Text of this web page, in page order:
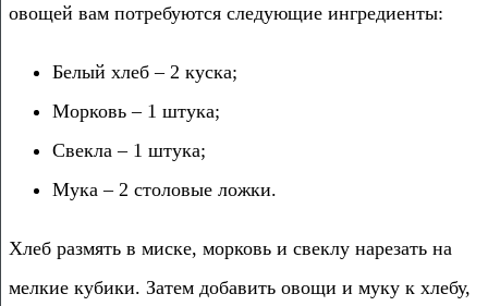
овощей вам потребуются следующие ингредиенты:
Белый хлеб – 2 куска;
Морковь – 1 штука;
Свекла – 1 штука;
Мука – 2 столовые ложки.
Хлеб размять в миске, морковь и свеклу нарезать на
мелкие кубики. Затем добавить овощи и муку к хлебу,